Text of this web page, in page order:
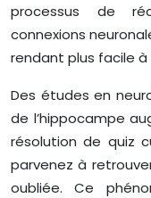
processus de
connexions
rendant plus facile
Des études en
de l’hippocampe
résolution de quiz
parvenez à
oubliée. Ce